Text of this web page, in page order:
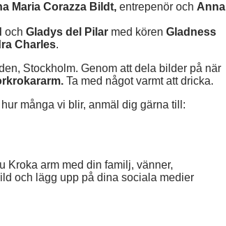
Maria Corazza Bildt, entrepenör och Anna
och Gladys del Pilar med kören Gladness
Charles.
Stockholm. Genom att dela bilder på när
Ta med något varmt att dricka.
många vi blir, anmäl dig gärna till:
Kroka arm med din familj, vänner,
och lägg upp på dina sociala medier